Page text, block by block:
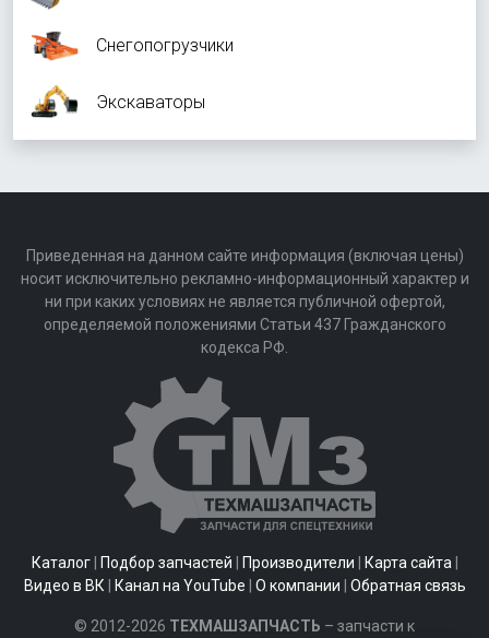
Снегопогрузчики
Экскаваторы
Приведенная на данном сайте информация (включая цены)
носит исключительно рекламно-информационный характер и
ни при каких условиях не является публичной офертой,
определяемой положениями Статьи 437 Гражданского
кодекса РФ.
Каталог| Подбор запчастей Производители Карта сайта|
Видео в ВК| Канал на YouTube О компании Обратная связь
© 2012-2026 ТЕХМАШЗАПЧАСТЬ – запчасти к